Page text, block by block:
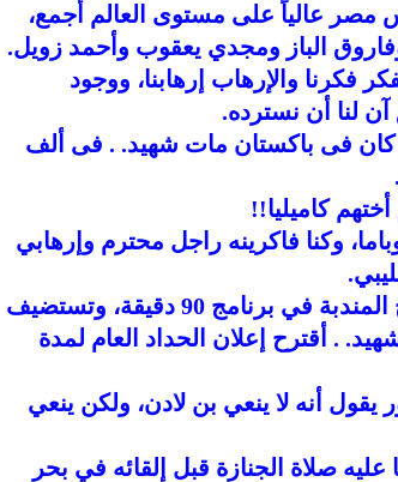
مصر عالياً على مستوى العالم أجمع،
الباز ومجدي يعقوب وأحمد زويل.
فكرنا والإرهاب إرهابنا، ووجود
لنا أن نسترده.
كان فى باكستان مات شهيد. . فى ألف
كاميليا!!
وكنا فاكرينه راجل محترم وإرهابي
• ريهام السهلي في قناة المحور تفتح المندبة في برنامج 90 دقيقة، وتستضيف
. أقترح إعلان الحداد العام لمدة
أنه لا ينعي بن لادن، ولكن ينعي
صلاة الجنازة قبل إلقائه في بحر